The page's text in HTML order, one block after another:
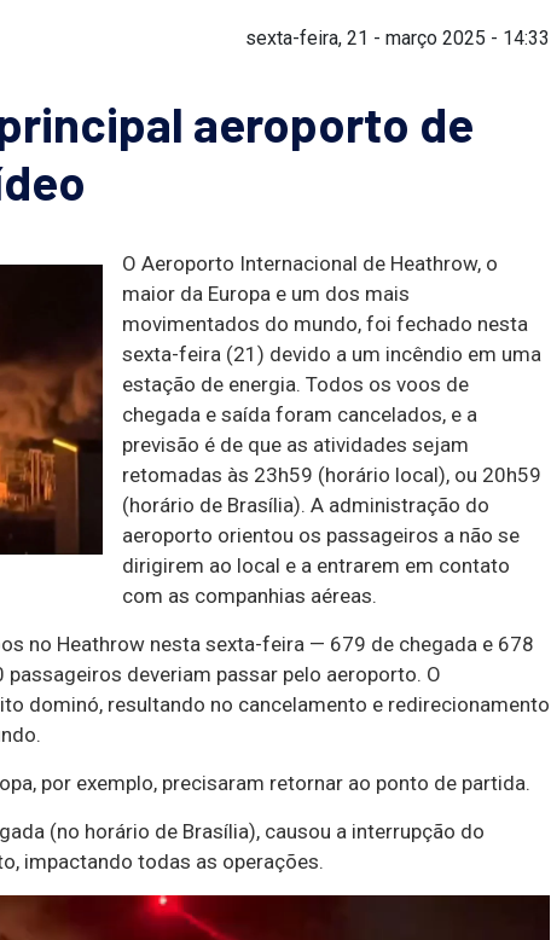
sexta-feira, 21 - março 2025 - 14:33
aeroporto de
O Aeroporto Internacional de Heathrow, o
maior da Europa e um dos mais
movimentados do mundo, foi fechado nesta
sexta-feira (21) devido a um incêndio em uma
estação de energia. Todos os voos de
chegada e saída foram cancelados, e a
previsão é de que as atividades sejam
retomadas às 23h59 (horário local), ou 20h59
(horário de Brasília). A administração do
aeroporto orientou os passageiros a não se
dirigirem ao local e a entrarem em contato
com as companhias aéreas.
no Heathrow nesta sexta-feira — 679 de chegada e 678
deveriam passar pelo aeroporto. O
dominó, resultando no cancelamento e redirecionamento
por exemplo, precisaram retornar ao ponto de partida.
(no horário de Brasília), causou a interrupção do
impactando todas as operações.